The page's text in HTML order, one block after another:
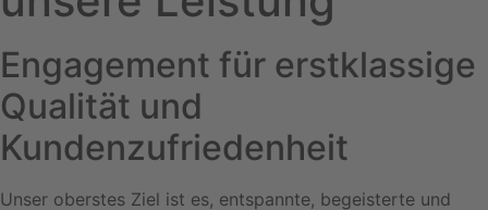
Engagement für erstklassige
Qualität und
Kundenzufriedenheit
Unser oberstes Ziel ist es, entspannte, begeisterte und